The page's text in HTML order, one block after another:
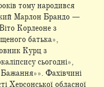
тому народився
Марлон Брандо —
Корлеоне з
батька»,
Курц з
сьогодні»,
Фахівчині
Херсонської обласної